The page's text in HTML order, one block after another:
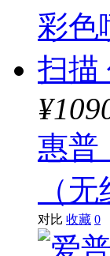
惠普
（
对比 收藏 0